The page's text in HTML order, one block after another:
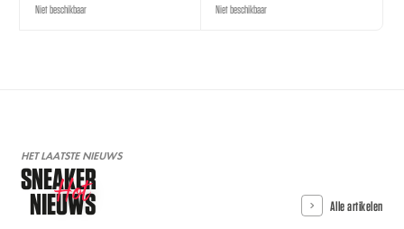
Niet beschikbaar Niet beschikbaar
HET LAATSTE NIEUWS
SNEAKER
NIEUWS
Hot Alle artikelen